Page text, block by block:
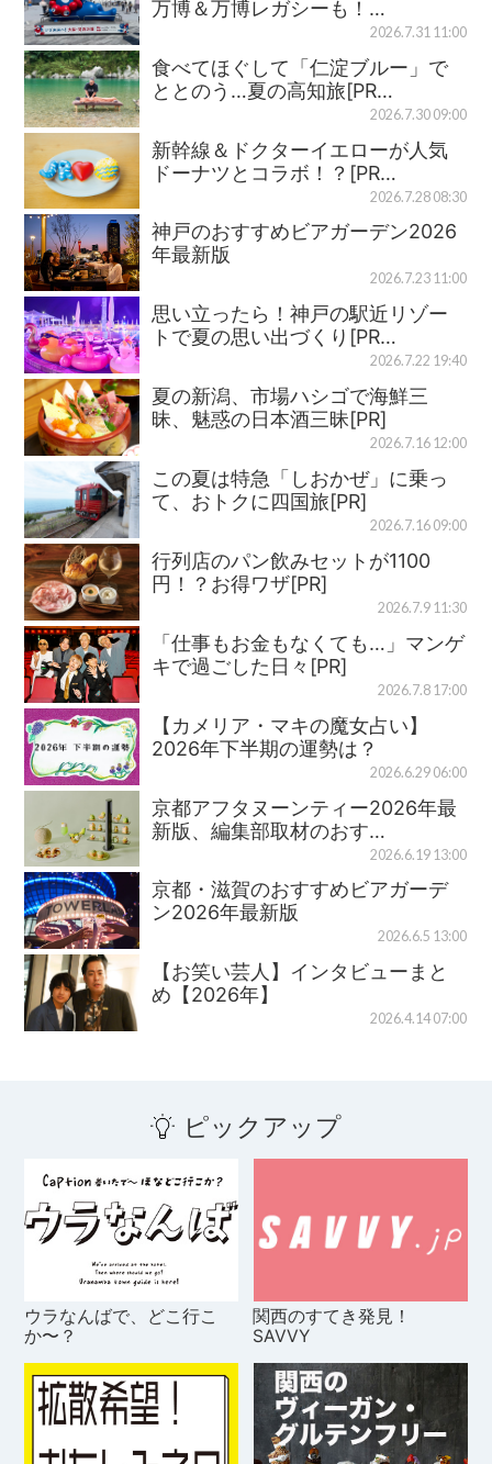
万博＆万博レガシーも！…
2026.7.31 11:00
食べてほぐして「仁淀ブルー」で
ととのう…夏の高知旅[PR…
2026.7.30 09:00
新幹線＆ドクターイエローが人気
ドーナツとコラボ！？[PR…
2026.7.28 08:30
神戸のおすすめビアガーデン2026
年最新版
2026.7.23 11:00
思い立ったら！神戸の駅近リゾー
トで夏の思い出づくり[PR…
2026.7.22 19:40
夏の新潟、市場ハシゴで海鮮三
昧、魅惑の日本酒三昧[PR]
2026.7.16 12:00
この夏は特急「しおかぜ」に乗っ
て、おトクに四国旅[PR]
2026.7.16 09:00
行列店のパン飲みセットが1100
円！？お得ワザ[PR]
2026.7.9 11:30
「仕事もお金もなくても…」マンゲ
キで過ごした日々[PR]
2026.7.8 17:00
【カメリア・マキの魔女占い】
2026年下半期の運勢は？
2026.6.29 06:00
京都アフタヌーンティー2026年最
新版、編集部取材のおす…
2026.6.19 13:00
京都・滋賀のおすすめビアガーデ
ン2026年最新版
2026.6.5 13:00
【お笑い芸人】インタビューまと
め【2026年】
2026.4.14 07:00
ピックアップ
ウラなんばで、どこ行こ
か〜？
関西のすてき発見！
SAVVY